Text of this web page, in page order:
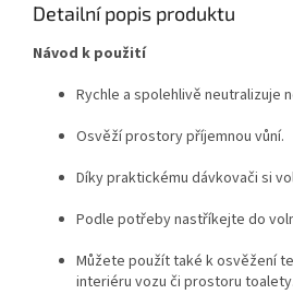
Detailní popis produktu
Návod k použití
Rychle a spolehlivě neutralizuje
Osvěží prostory příjemnou vůní.
Díky praktickému dávkovači si
Podle potřeby nastříkejte do
Můžete použít také k osvěžení
interiéru vozu či prostoru toalety.